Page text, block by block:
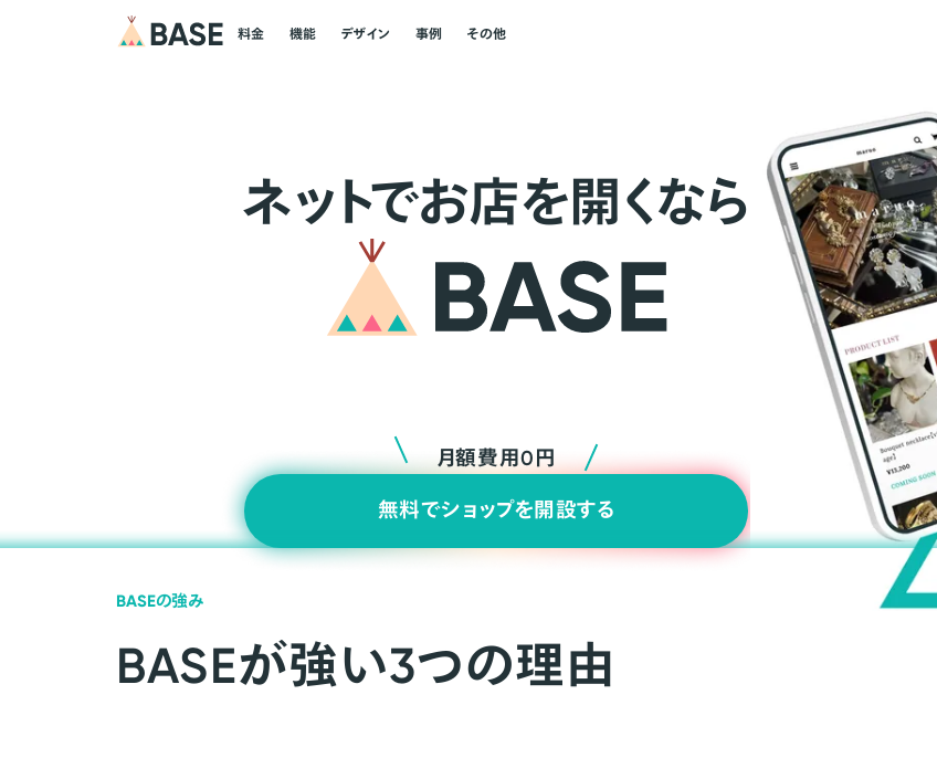
料金 機能 デザイン 事例 その他
ネッ トでお店を開くなら
月額費用0円
無料でショップを開設する
BASEの強み
BASEが強い3つの理由